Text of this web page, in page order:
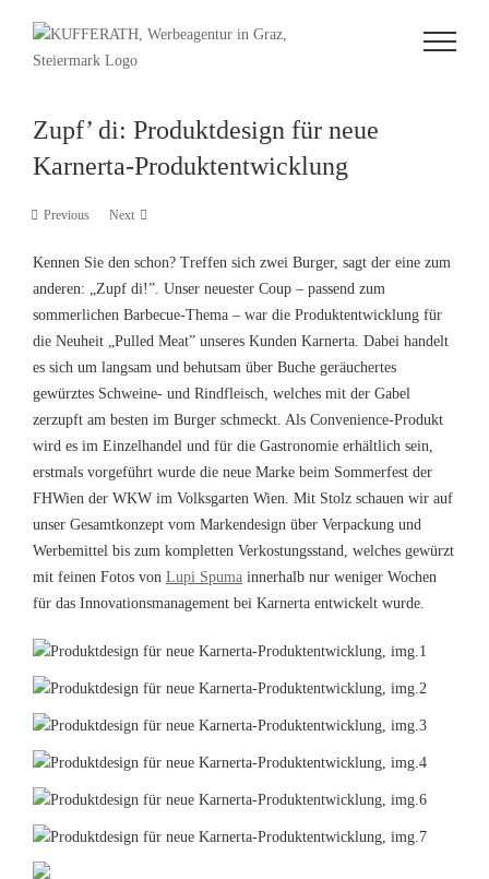
Inhalt
springen
Zupf’ di: Produktdesign für neue
Karnerta-Produktentwicklung
Previous Next
Kennen Sie den schon? Treffen sich zwei Burger, sagt der eine zum
anderen: „Zupf di!”. Unser neuester Coup – passend zum
sommerlichen Barbecue-Thema – war die Produktentwicklung für
die Neuheit „Pulled Meat” unseres Kunden Karnerta. Dabei handelt
es sich um langsam und behutsam über Buche geräuchertes
gewürztes Schweine- und Rindfleisch, welches mit der Gabel
zerzupft am besten im Burger schmeckt. Als Convenience-Produkt
wird es im Einzelhandel und für die Gastronomie erhältlich sein,
erstmals vorgeführt wurde die neue Marke beim Sommerfest der
FHWien der WKW im Volksgarten Wien. Mit Stolz schauen wir auf
unser Gesamtkonzept vom Markendesign über Verpackung und
Werbemittel bis zum kompletten Verkostungsstand, welches gewürzt
mit feinen Fotos von Lupi Spuma innerhalb nur weniger Wochen
für das Innovationsmanagement bei Karnerta entwickelt wurde.